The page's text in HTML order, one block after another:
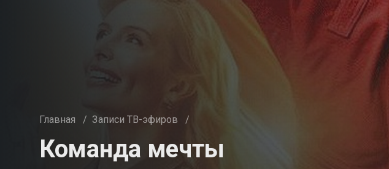
Главная / Записи ТВ-эфиров /
Команда мечты